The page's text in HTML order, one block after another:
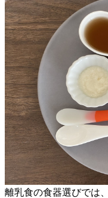
離乳食の食器選びでは